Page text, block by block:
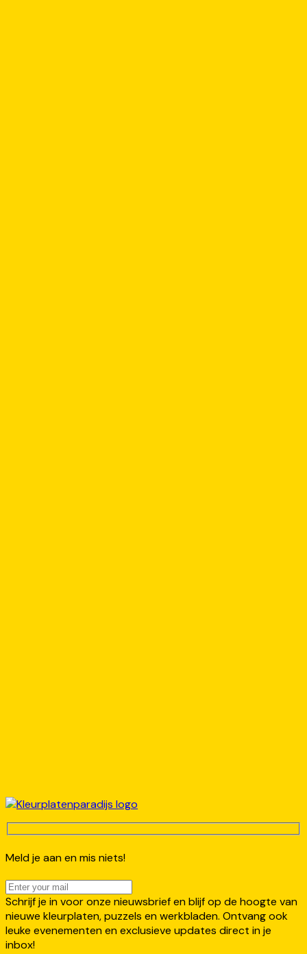
Meld je aan en mis niets!
Schrijf je in voor onze nieuwsbrief en blijf op de hoogte van
nieuwe kleurplaten, puzzels en werkbladen. Ontvang ook
leuke evenementen en exclusieve updates direct in je
inbox!